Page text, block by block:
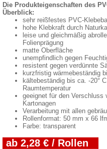
Die Produkteigenschaften des
Überblick:
sehr reißfestes PVC-
hohe Klebkraft durch
leise und gleichmäßig
Folienprägung
matte Oberfläche
unempfindlich gegen
resistent gegen verdünnte
kurzfristig wärmebeständig
kältebeständig bis ca. -20°
Raumtemperatur
geeignet für den Verschluss
Kartonagen
Verarbeitung mit allen
Rollenformat: 50 mm x 66
Farbe: transparent
ab 2,28 € / Rollen